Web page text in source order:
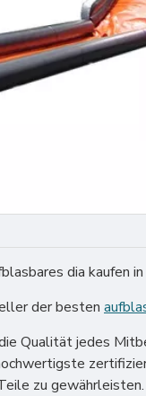
dia kaufen
der besten
Qualität jedes
zu